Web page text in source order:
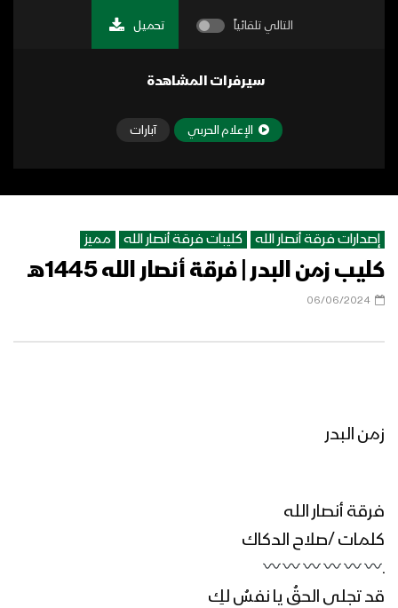
التالي تلقائياً تحميل
سيرفرات المشاهدة
الإعلام الحربي آبارات
إصدارات فرقة أنصار الله كليبات فرقة أنصار الله مميز
كليب زمن البدر | فرقة أنصار الله 1445هـ
06/06/2024
زمن البدر
فرقة أنصار الله
كلمات /صلاح الدكاك
ـ
قد تجلى الحقُ يا نفسُ لكِ